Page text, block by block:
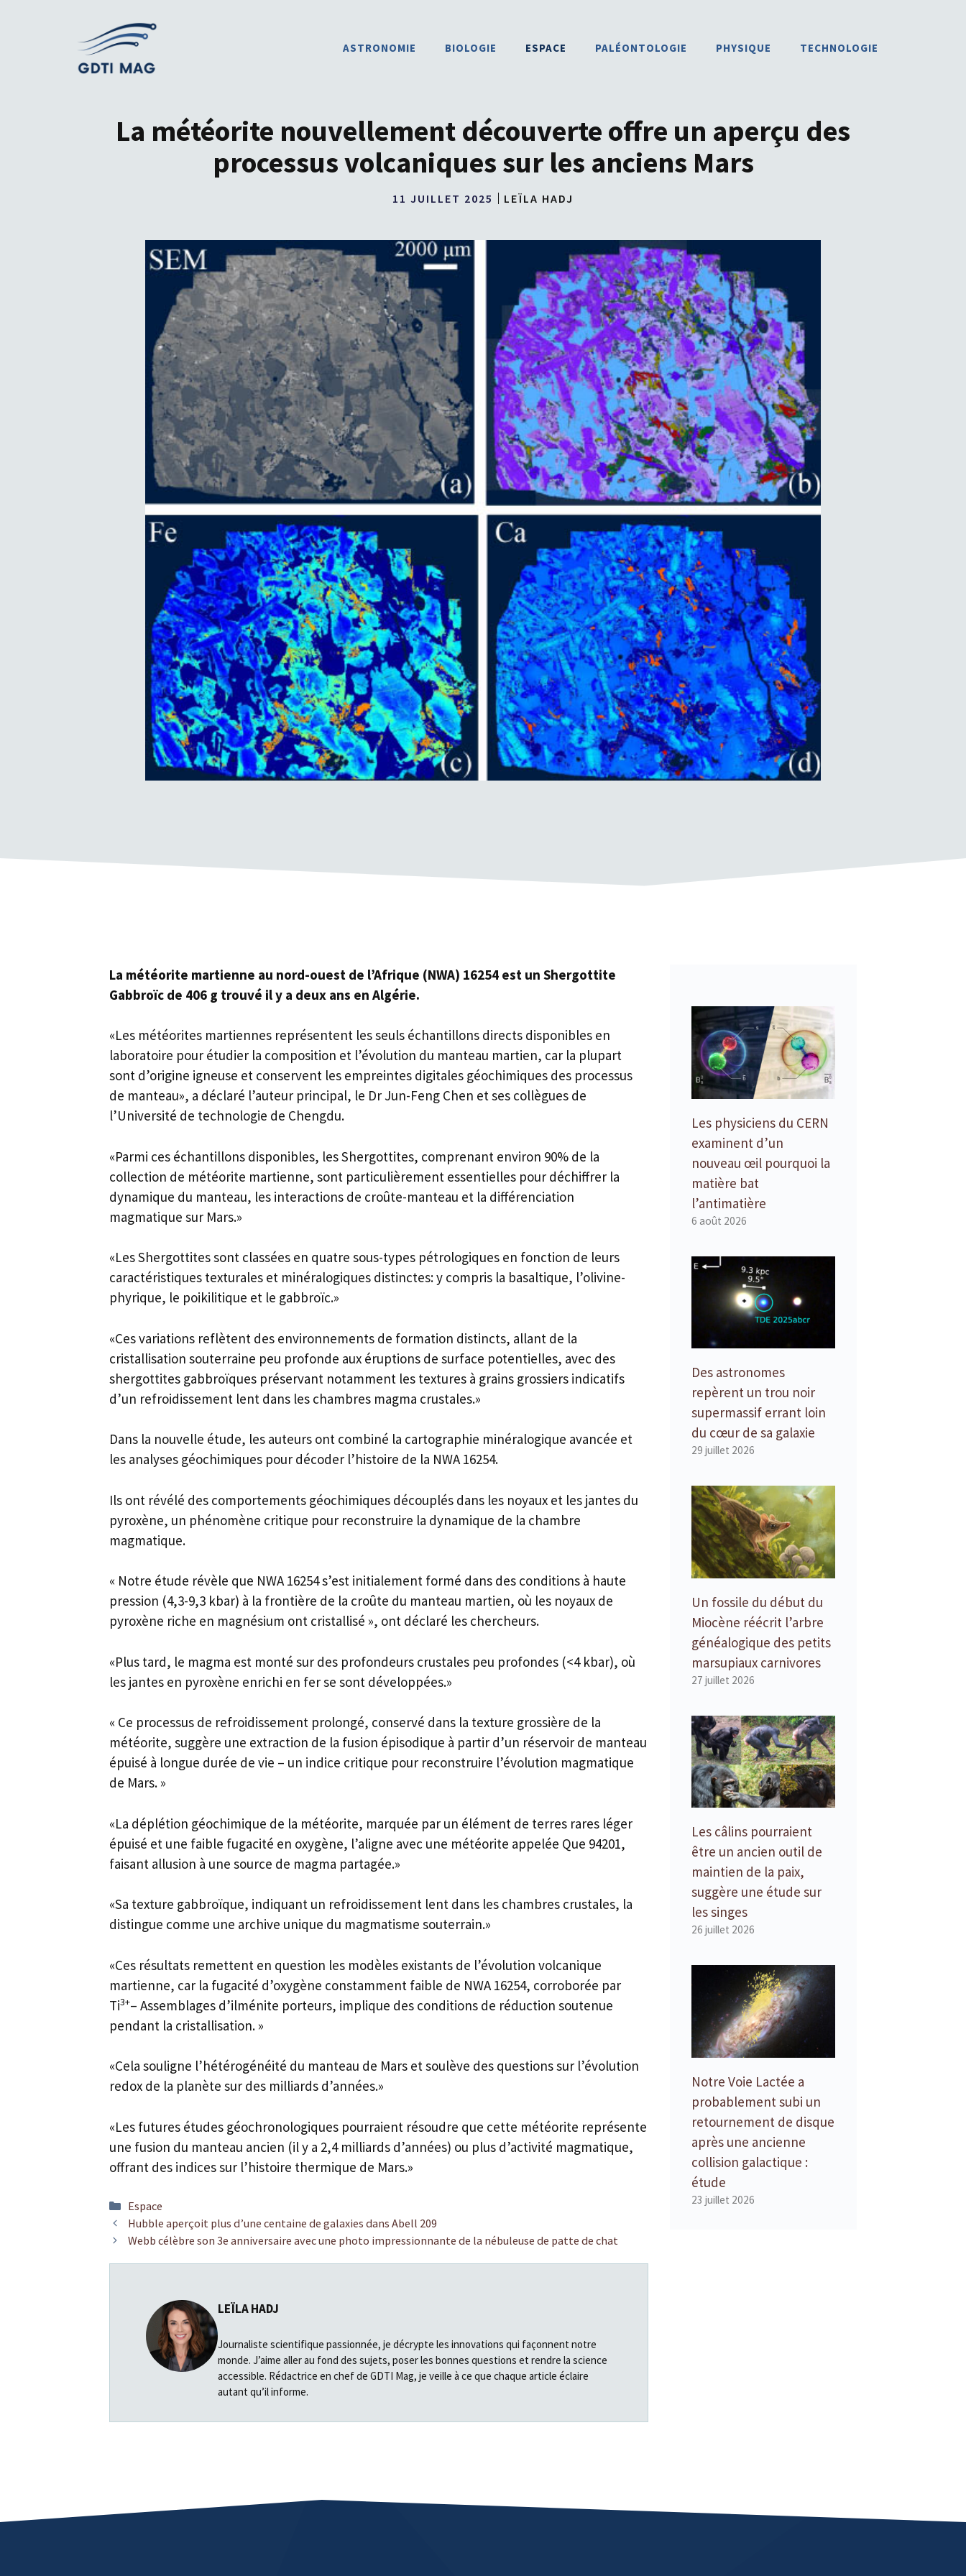
ASTRONOMIE BIOLOGIE ESPACE PALÉONTOLOGIE PHYSIQUE TECHNOLOGIE
La météorite nouvellement découverte offre un aperçu des
processus volcaniques sur les anciens Mars
11 JUILLET 2025 LEÏLA HADJ
La météorite martienne au nord-ouest de l’Afrique (NWA) 16254 est un Shergottite
Gabbroïc de 406 g trouvé il y a deux ans en Algérie.
«Les météorites martiennes représentent les seuls échantillons directs disponibles en
laboratoire pour étudier la composition et l’évolution du manteau martien, car la plupart
sont d’origine igneuse et conservent les empreintes digitales géochimiques des processus
de manteau», a déclaré l’auteur principal, le Dr Jun-Feng Chen et ses collègues de
l’Université de technologie de Chengdu.
«Parmi ces échantillons disponibles, les Shergottites, comprenant environ 90% de la
collection de météorite martienne, sont particulièrement essentielles pour déchiffrer la
dynamique du manteau, les interactions de croûte-manteau et la différenciation
magmatique sur Mars.»
«Les Shergottites sont classées en quatre sous-types pétrologiques en fonction de leurs
caractéristiques texturales et minéralogiques distinctes: y compris la basaltique, l’olivine-
phyrique, le poikilitique et le gabbroïc.»
«Ces variations reflètent des environnements de formation distincts, allant de la
cristallisation souterraine peu profonde aux éruptions de surface potentielles, avec des
shergottites gabbroïques préservant notamment les textures à grains grossiers indicatifs
d’un refroidissement lent dans les chambres magma crustales.»
Dans la nouvelle étude, les auteurs ont combiné la cartographie minéralogique avancée et
les analyses géochimiques pour décoder l’histoire de la NWA 16254.
Ils ont révélé des comportements géochimiques découplés dans les noyaux et les jantes du
pyroxène, un phénomène critique pour reconstruire la dynamique de la chambre
magmatique.
« Notre étude révèle que NWA 16254 s’est initialement formé dans des conditions à haute
pression (4,3-9,3 kbar) à la frontière de la croûte du manteau martien, où les noyaux de
pyroxène riche en magnésium ont cristallisé », ont déclaré les chercheurs.
«Plus tard, le magma est monté sur des profondeurs crustales peu profondes (<4 kbar), où
les jantes en pyroxène enrichi en fer se sont développées.»
« Ce processus de refroidissement prolongé, conservé dans la texture grossière de la
météorite, suggère une extraction de la fusion épisodique à partir d’un réservoir de manteau
épuisé à longue durée de vie – un indice critique pour reconstruire l’évolution magmatique
de Mars. »
«La déplétion géochimique de la météorite, marquée par un élément de terres rares léger
épuisé et une faible fugacité en oxygène, l’aligne avec une météorite appelée Que 94201,
faisant allusion à une source de magma partagée.»
«Sa texture gabbroïque, indiquant un refroidissement lent dans les chambres crustales, la
distingue comme une archive unique du magmatisme souterrain.»
«Ces résultats remettent en question les modèles existants de l’évolution volcanique
martienne, car la fugacité d’oxygène constamment faible de NWA 16254, corroborée par
Ti3+– Assemblages d’ilménite porteurs, implique des conditions de réduction soutenue
pendant la cristallisation. »
«Cela souligne l’hétérogénéité du manteau de Mars et soulève des questions sur l’évolution
redox de la planète sur des milliards d’années.»
«Les futures études géochronologiques pourraient résoudre que cette météorite représente
une fusion du manteau ancien (il y a 2,4 milliards d’années) ou plus d’activité magmatique,
offrant des indices sur l’histoire thermique de Mars.»
Catégories
Espace
Hubble aperçoit plus d’une centaine de galaxies dans Abell 209
Webb célèbre son 3e anniversaire avec une photo impressionnante de la nébuleuse de patte de chat
LEÏLA HADJ
Journaliste scientifique passionnée, je décrypte les innovations qui façonnent notre
monde. J’aime aller au fond des sujets, poser les bonnes questions et rendre la science
accessible. Rédactrice en chef de GDTI Mag, je veille à ce que chaque article éclaire
autant qu’il informe.
Les physiciens du CERN
examinent d’un
nouveau œil pourquoi la
matière bat
l’antimatière
6 août 2026
Des astronomes
repèrent un trou noir
supermassif errant loin
du cœur de sa galaxie
29 juillet 2026
Un fossile du début du
Miocène réécrit l’arbre
généalogique des petits
marsupiaux carnivores
27 juillet 2026
Les câlins pourraient
être un ancien outil de
maintien de la paix,
suggère une étude sur
les singes
26 juillet 2026
Notre Voie Lactée a
probablement subi un
retournement de disque
après une ancienne
collision galactique :
étude
23 juillet 2026